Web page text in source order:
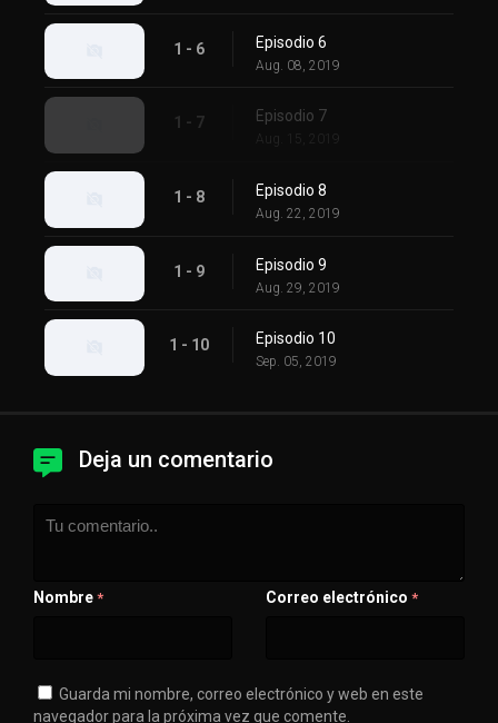
1 - 6 Episodio 6
Aug. 08, 2019
1 - 7 Episodio 7
Aug. 15, 2019
1 - 8 Episodio 8
Aug. 22, 2019
1 - 9 Episodio 9
Aug. 29, 2019
1 - 10 Episodio 10
Sep. 05, 2019
Deja un comentario
Nombre * Correo electrónico *
Guarda mi nombre, correo electrónico y web en este
navegador para la próxima vez que comente.